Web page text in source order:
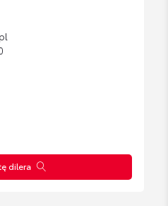
Samochodów Używanych
dilera